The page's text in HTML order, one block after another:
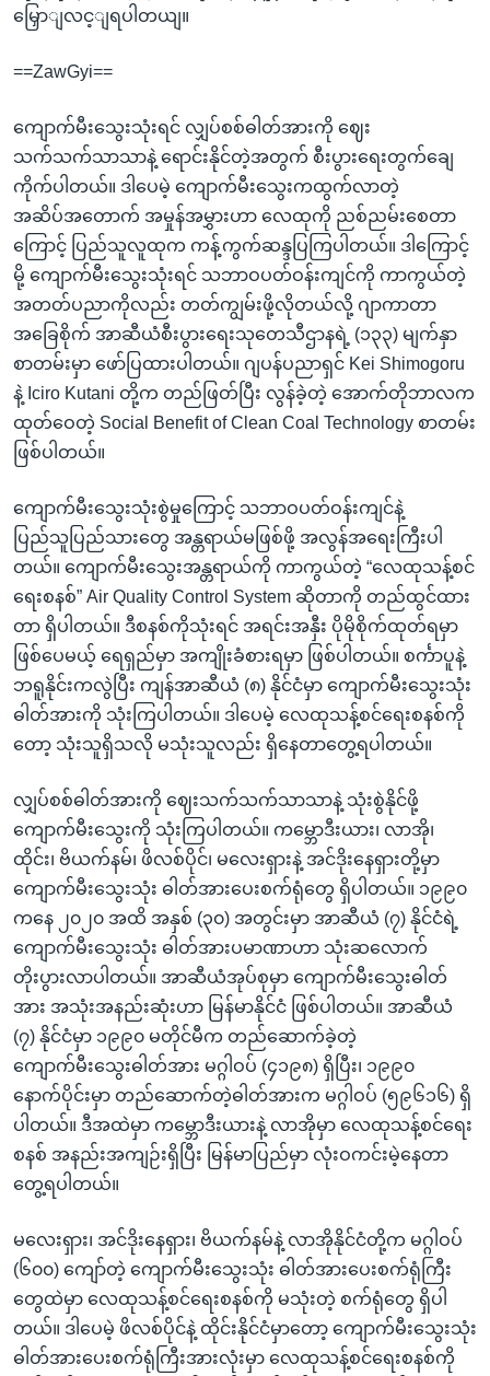
မြှောျလင့ျရပါတယျ။
==ZawGyi==
ကျောက်မီးသွေးသုံးရင် လျှပ်စစ်ဓါတ်အားကို ဈေး
သက်သက်သာသာနဲ့ ရောင်းနိုင်တဲ့အတွက် စီးပွားရေးတွက်ချေ
ကိုက်ပါတယ်။ ဒါပေမဲ့ ကျောက်မီးသွေးကထွက်လာတဲ့
အဆိပ်အတောက် အမှုန်အမွှားဟာ လေထုကို ညစ်ညမ်းစေတာ
ကြောင့် ပြည်သူလူထုက ကန့်ကွက်ဆန္ဒပြကြပါတယ်။ ဒါကြောင့်
မို့ ကျောက်မီးသွေးသုံးရင် သဘာဝပတ်ဝန်းကျင်ကို ကာကွယ်တဲ့
အတတ်ပညာကိုလည်း တတ်ကျွမ်းဖို့လိုတယ်လို့ ဂျာကာတာ
အခြေစိုက် အာဆီယံစီးပွားရေးသုတေသီဌာနရဲ့ (၁၃၃) မျက်နှာ
စာတမ်းမှာ ဖော်ပြထားပါတယ်။ ဂျပန်ပညာရှင် Kei Shimogoru
နဲ့ Iciro Kutani တို့က တည်ဖြတ်ပြီး လွန်ခဲ့တဲ့ အောက်တိုဘာလက
ထုတ်ဝေတဲ့ Social Benefit of Clean Coal Technology စာတမ်း
ဖြစ်ပါတယ်။
ကျောက်မီးသွေးသုံးစွဲမှုကြောင့် သဘာဝပတ်ဝန်းကျင်နဲ့
ပြည်သူပြည်သားတွေ အန္တရာယ်မဖြစ်ဖို့ အလွန်အရေးကြီးပါ
တယ်။ ကျောက်မီးသွေးအန္တရာယ်ကို ကာကွယ်တဲ့ “လေထုသန့်စင်
ရေးစနစ်” Air Quality Control System ဆိုတာကို တည်ထွင်ထား
တာ ရှိပါတယ်။ ဒီစနစ်ကိုသုံးရင် အရင်းအနှီး ပိုမိုစိုက်ထုတ်ရမှာ
ဖြစ်ပေမယ့် ရေရှည်မှာ အကျိုးခံစားရမှာ ဖြစ်ပါတယ်။ စင်္ကာပူနဲ့
ဘရူနိုင်းကလွဲပြီး ကျန်အာဆီယံ (၈) နိုင်ငံမှာ ကျောက်မီးသွေးသုံး
ဓါတ်အားကို သုံးကြပါတယ်။ ဒါပေမဲ့ လေထုသန့်စင်ရေးစနစ်ကို
တော့ သုံးသူရှိသလို မသုံးသူလည်း ရှိနေတာတွေ့ရပါတယ်။
လျှပ်စစ်ဓါတ်အားကို ဈေးသက်သက်သာသာနဲ့ သုံးစွဲနိုင်ဖို့
ကျောက်မီးသွေးကို သုံးကြပါတယ်။ ကမ္ဘောဒီးယား၊ လာအို၊
ထိုင်း၊ ဗိယက်နမ်၊ ဖိလစ်ပိုင်၊ မလေးရှားနဲ့ အင်ဒိုးနေရှားတို့မှာ
ကျောက်မီးသွေးသုံး ဓါတ်အားပေးစက်ရုံတွေ ရှိပါတယ်။ ၁၉၉၀
ကနေ ၂၀၂၀ အထိ အနှစ် (၃၀) အတွင်းမှာ အာဆီယံ (၇) နိုင်ငံရဲ့
ကျောက်မီးသွေးသုံး ဓါတ်အားပမာဏာဟာ သုံးဆလောက်
တိုးပွားလာပါတယ်။ အာဆီယံအုပ်စုမှာ ကျောက်မီးသွေးဓါတ်
အား အသုံးအနည်းဆုံးဟာ မြန်မာနိုင်ငံ ဖြစ်ပါတယ်။ အာဆီယံ
(၇) နိုင်ငံမှာ ၁၉၉၀ မတိုင်မီက တည်ဆောက်ခဲ့တဲ့
ကျောက်မီးသွေးဓါတ်အား မဂ္ဂါဝပ် (၄၁၉၈) ရှိပြီး၊ ၁၉၉၀
နောက်ပိုင်းမှာ တည်ဆောက်တဲ့ဓါတ်အားက မဂ္ဂါဝပ် (၅၉၆၁၆) ရှိ
ပါတယ်။ ဒီအထဲမှာ ကမ္ဘောဒီးယားနဲ့ လာအိုမှာ လေထုသန့်စင်ရေး
စနစ် အနည်းအကျဉ်းရှိပြီး မြန်မာပြည်မှာ လုံးဝကင်းမဲ့နေတာ
တွေ့ရပါတယ်။
မလေးရှား၊ အင်ဒိုးနေရှား၊ ဗိယက်နမ်နဲ့ လာအိုနိုင်ငံတို့က မဂ္ဂါဝပ်
(၆၀၀) ကျော်တဲ့ ကျောက်မီးသွေးသုံး ဓါတ်အားပေးစက်ရုံကြီး
တွေထဲမှာ လေထုသန့်စင်ရေးစနစ်ကို မသုံးတဲ့ စက်ရုံတွေ ရှိပါ
တယ်။ ဒါပေမဲ့ ဖိလစ်ပိုင်နဲ့ ထိုင်းနိုင်ငံမှာတော့ ကျောက်မီးသွေးသုံး
ဓါတ်အားပေးစက်ရုံကြီးအားလုံးမှာ လေထုသန့်စင်ရေးစနစ်ကို